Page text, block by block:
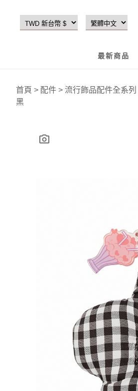
最新商品
首頁 > 配件 > 流行飾品配件全系列
黑